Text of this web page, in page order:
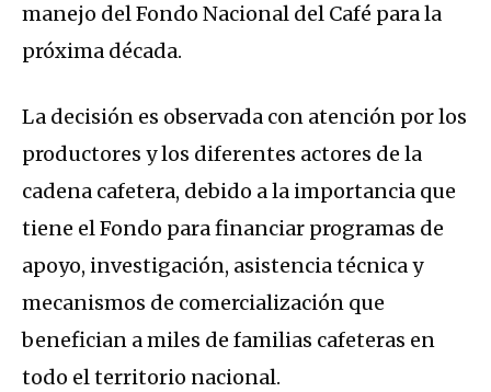
manejo del Fondo Nacional del Café para la
próxima década.
La decisión es observada con atención por los
productores y los diferentes actores de la
cadena cafetera, debido a la importancia que
tiene el Fondo para financiar programas de
apoyo, investigación, asistencia técnica y
mecanismos de comercialización que
benefician a miles de familias cafeteras en
todo el territorio nacional.